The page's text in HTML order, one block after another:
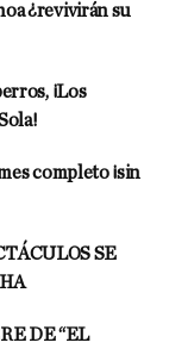
¿revivirán su
¡Los
completo ¡sin
SE
DE “EL